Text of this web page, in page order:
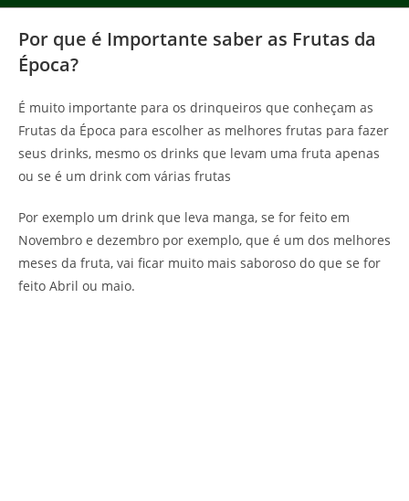
Por que é Importante saber as Frutas da
Época?
É muito importante para os drinqueiros que conheçam as
Frutas da Época para escolher as melhores frutas para fazer
seus drinks, mesmo os drinks que levam uma fruta apenas
ou se é um drink com várias frutas
Por exemplo um drink que leva manga, se for feito em
Novembro e dezembro por exemplo, que é um dos melhores
meses da fruta, vai ficar muito mais saboroso do que se for
feito Abril ou maio.